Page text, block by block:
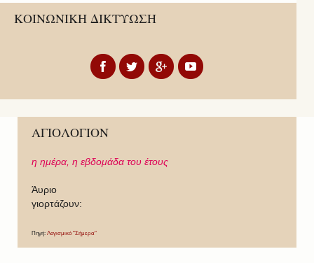
ΚΟΙΝΩΝΙΚΗ ΔΙΚΤΥΩΣΗ
ΑΓΙΟΛΟΓΙΟΝ
η ημέρα, η εβδομάδα του έτους
Άυριο
γιορτάζουν:
Πηγή: Λογισμικό "Σήμερα"